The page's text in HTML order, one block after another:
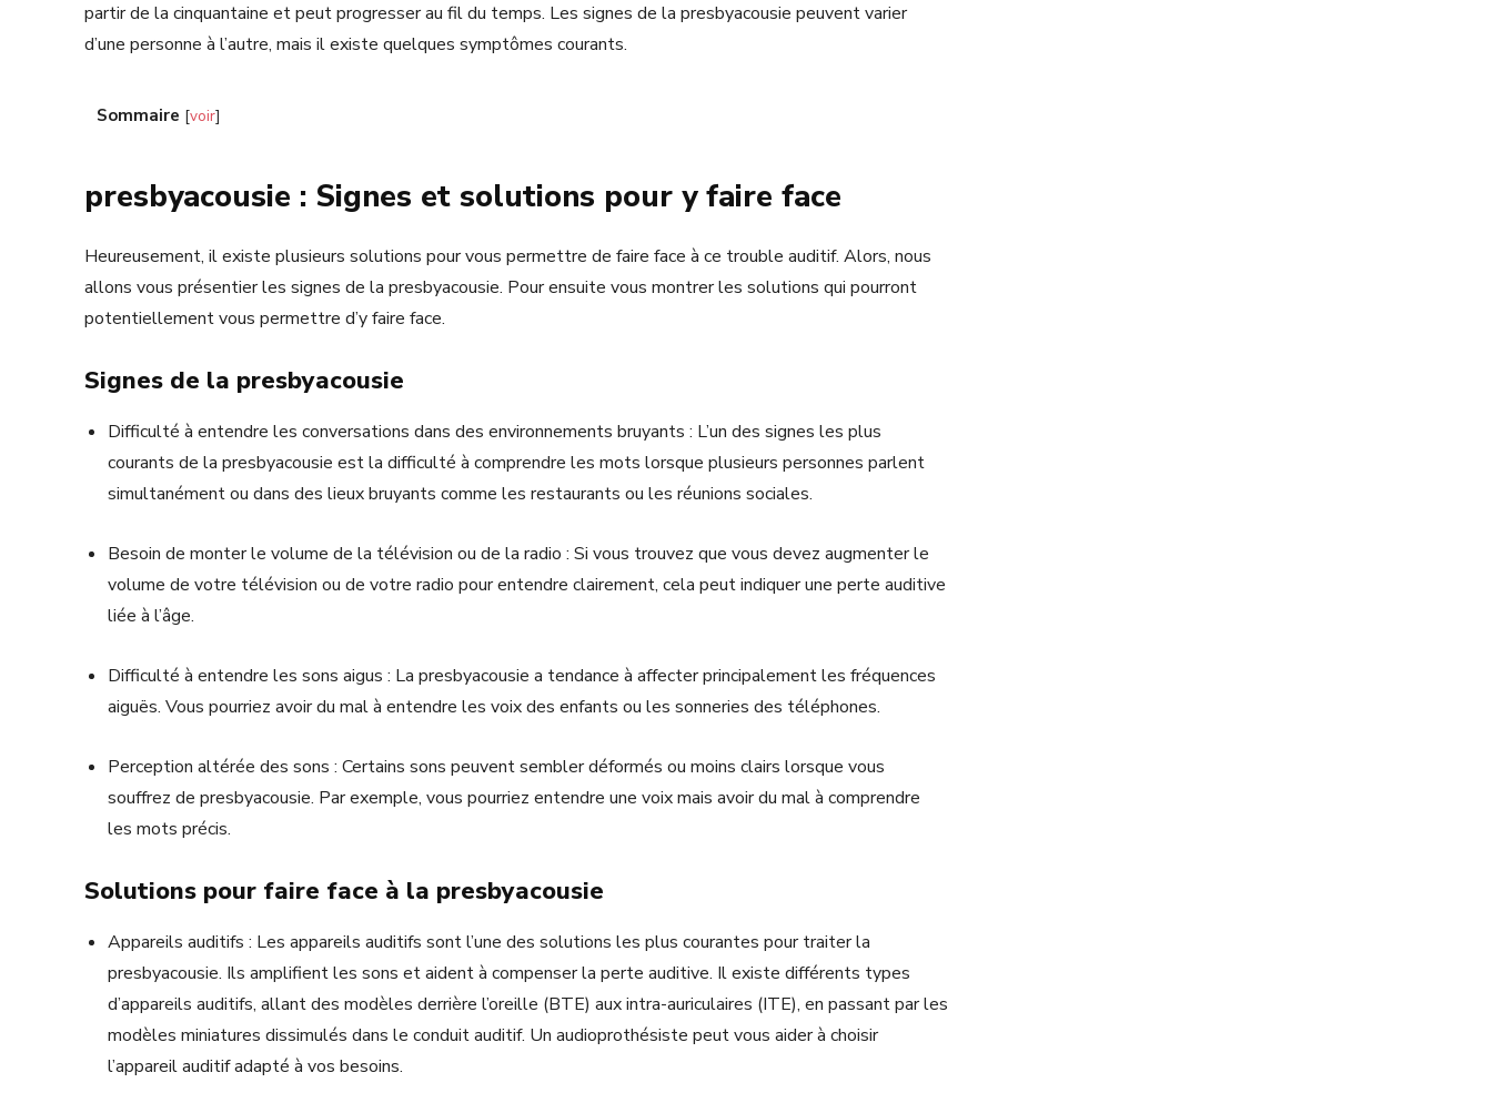
partir de la cinquantaine et peut progresser au fil du temps. Les signes de la presbyacousie peuvent varier
d’une personne à l’autre, mais il existe quelques symptômes courants.
Sommaire [voir]
presbyacousie : Signes et solutions pour y faire face
Heureusement, il existe plusieurs solutions pour vous permettre de faire face à ce trouble auditif. Alors, nous
allons vous présentier les signes de la presbyacousie. Pour ensuite vous montrer les solutions qui pourront
potentiellement vous permettre d’y faire face.
Signes de la presbyacousie
Difficulté à entendre les conversations dans des environnements bruyants : L’un des signes les plus
courants de la presbyacousie est la difficulté à comprendre les mots lorsque plusieurs personnes parlent
simultanément ou dans des lieux bruyants comme les restaurants ou les réunions sociales.
Besoin de monter le volume de la télévision ou de la radio : Si vous trouvez que vous devez augmenter le
volume de votre télévision ou de votre radio pour entendre clairement, cela peut indiquer une perte auditive
liée à l’âge.
Difficulté à entendre les sons aigus : La presbyacousie a tendance à affecter principalement les fréquences
aiguës. Vous pourriez avoir du mal à entendre les voix des enfants ou les sonneries des téléphones.
Perception altérée des sons : Certains sons peuvent sembler déformés ou moins clairs lorsque vous
souffrez de presbyacousie. Par exemple, vous pourriez entendre une voix mais avoir du mal à comprendre
les mots précis.
Solutions pour faire face à la presbyacousie
Appareils auditifs : Les appareils auditifs sont l’une des solutions les plus courantes pour traiter la
presbyacousie. Ils amplifient les sons et aident à compenser la perte auditive. Il existe différents types
d’appareils auditifs, allant des modèles derrière l’oreille (BTE) aux intra-auriculaires (ITE), en passant par les
modèles miniatures dissimulés dans le conduit auditif. Un audioprothésiste peut vous aider à choisir
l’appareil auditif adapté à vos besoins.